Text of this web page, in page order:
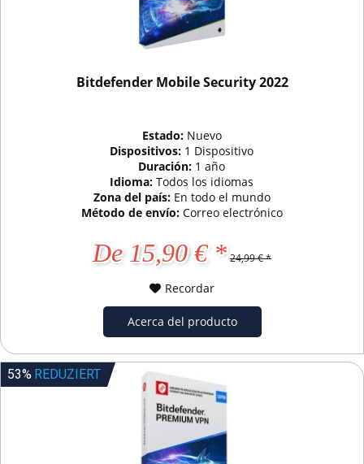
Bitdefender Mobile Security 2022
Estado: Nuevo
Dispositivos: 1 Dispositivo
Duración: 1 año
Idioma:Todos los idiomas
Zona del país: En todo el mundo
Método de envío: Correo electrónico
De 15,90 € * 24,99 € *
Recordar
Acerca del producto
53% REDUZIERT